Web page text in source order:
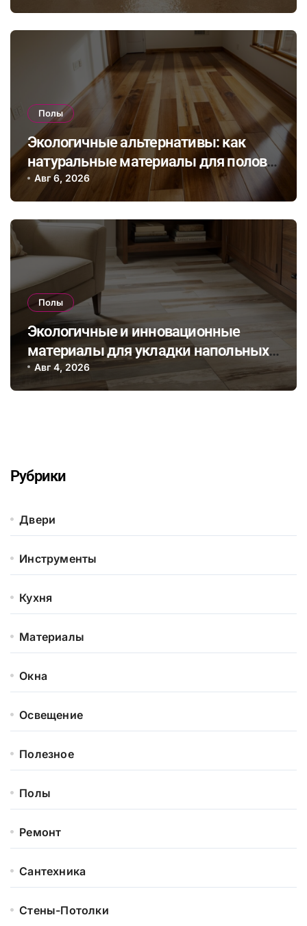
состав для вашего пола
Полы
Экологичные альтернативы: как
натуральные материалы для полов
влияют на здоровье и комфорт в
доме
Авг 6, 2026
Полы
Экологичные и инновационные
материалы для укладки напольных
покрытий в эпоху устойчивого
дизайна интерьера
Авг 4, 2026
Рубрики
Двери
Инструменты
Кухня
Материалы
Окна
Освещение
Полезное
Полы
Ремонт
Сантехника
Стены-Потолки